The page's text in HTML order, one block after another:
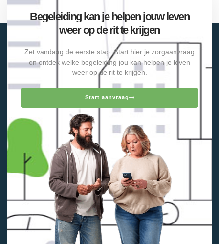
Begeleiding kan je helpen jouw leven
weer op de rit te krijgen
Zet vandaag de eerste stap. Start hier je zorgaanvraag
en ontdek welke begeleiding jou kan helpen je leven
weer op de rit te krijgen.
Start aanvraag